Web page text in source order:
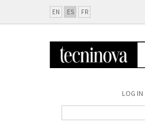
LOG IN
EN ES FR